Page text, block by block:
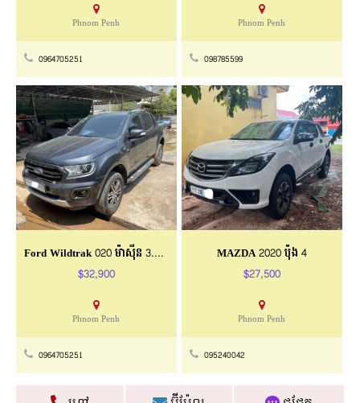
Phnom Penh
0964705251
Phnom Penh
098785599
Ford Wildtrak 020 ម៉ាស៊ីន 3.2 ឡានស្អាត
$32,900
Phnom Penh
0964705251
MAZDA 2020 ប៉ុង 4
$27,500
Phnom Penh
095240042